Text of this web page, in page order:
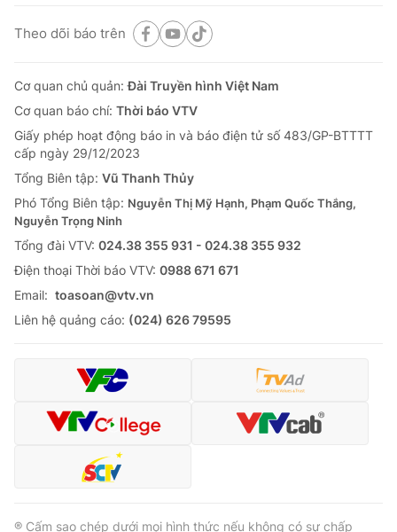
Theo dõi báo trên
Cơ quan chủ quản:Đài Truyền hình Việt Nam
Cơ quan báo chí: Thời báo VTV
Giấy phép hoạt động báo in và báo điện tử số 483/GP-BTTTT
cấp ngày 29/12/2023
Tổng Biên tập: Vũ Thanh Thủy
Phó Tổng Biên tập: Nguyễn Thị Mỹ Hạnh, Phạm Quốc Thắng,
Nguyễn Trọng Ninh
Tổng đài VTV: 024.38 355 931 - 024.38 355 932
Ðiện thoại Thời báo VTV: 0988 671 671
Email: toasoan@vtv.vn
Liên hệ quảng cáo: (024) 626 79595
® Cấm sao chép dưới mọi hình thức nếu không có sự chấp